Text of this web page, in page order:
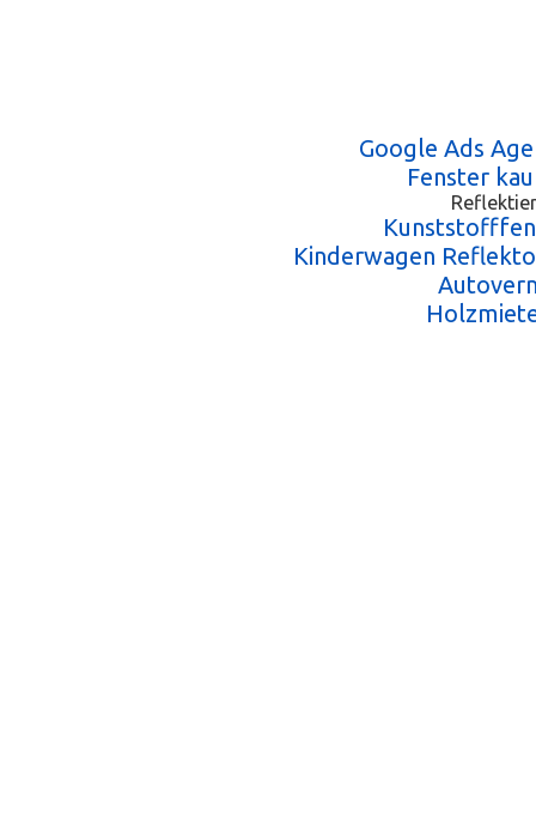
Google Ads
Fenster
Kinderwagen